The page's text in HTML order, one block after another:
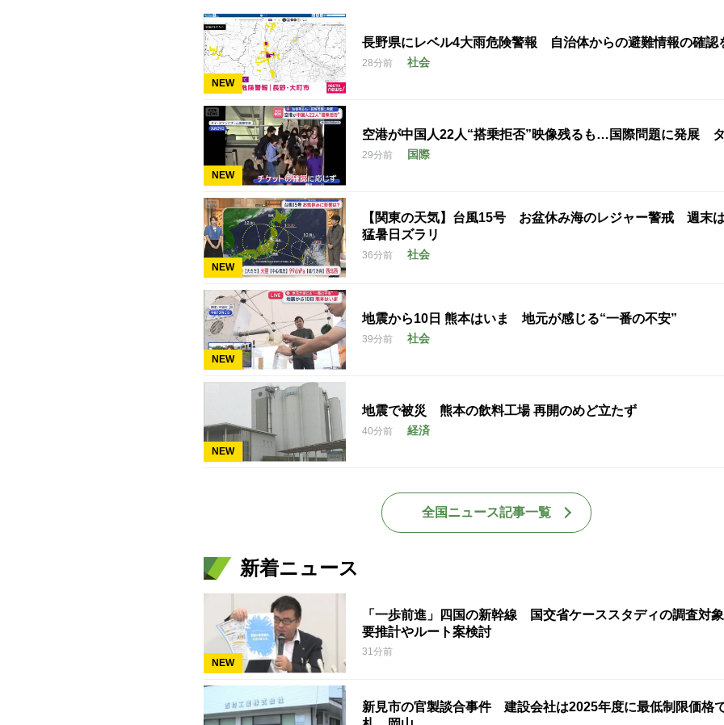
NEW
長野県にレベル4大雨危険警報 自治体からの避難情報の確認
28分前 社会
NEW
空港が中国人22人“搭乗拒否”映像残るも…国際問題に発展
29分前 国際
NEW
【関東の天気】台風15号 お盆休み海のレジャー警戒 週末
猛暑日ズラリ
36分前 社会
NEW
地震から10日 熊本はいま 地元が感じる“一番の不安”
39分前 社会
NEW
地震で被災 熊本の飲料工場 再開のめど立たず
40分前 経済
全国ニュース記事一覧
新着ニュース
NEW
「一歩前進」四国の新幹線 国交省ケーススタディの調査対
要推計やルート案検討
31分前
新見市の官製談合事件 建設会社は2025年度に最低制限価格